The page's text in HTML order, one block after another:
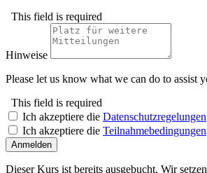
This field is required
Hinweise
Please let us know what we can do to assist
This field is required
Ich akzeptiere die Datenschutzregelungen
Ich akzeptiere die Teilnahmebedingungen
Anmelden
Dieser Kurs ist bereits ausgebucht. Wir